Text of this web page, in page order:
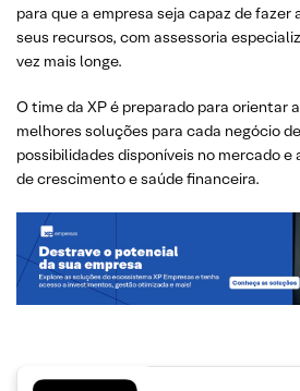
para que a empresa seja capaz de
seus recursos, com assessoria
vez mais longe.
O time da XP é preparado para orientar
melhores soluções para cada negócio
possibilidades disponíveis no mercado
de crescimento e saúde financeira.